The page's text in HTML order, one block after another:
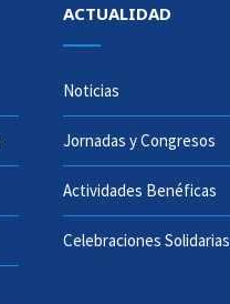
ACTUALIDAD
Noticias
Jornadas y Congresos
Actividades Benéficas
Celebraciones Solidarias